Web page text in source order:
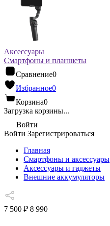
Аксессуары
Смартфоны и планшеты
Сравнение0
Избранное0
Корзина0
Загрузка корзины...
Войти
Войти Зарегистрироваться
Главная
Смартфоны и аксессуары
Аксессуары и гаджеты
Внешние аккумуляторы
7 500 ₽ 8 990